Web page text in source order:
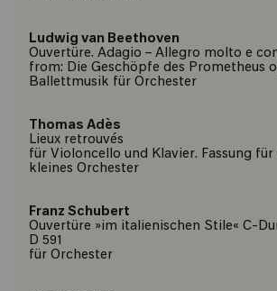
Ludwig van Beethoven
Ouvertüre. Adagio – Allegro molto e
from: Die Geschöpfe des Prometheus
Ballettmusik für Orchester
Thomas Adès
Lieux retrouvés
für Violoncello und Klavier. Fassung
kleines Orchester
Franz Schubert
Ouvertüre »im italienischen Stile« C-
D 591
für Orchester